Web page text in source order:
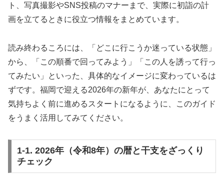
ト、写真撮影やSNS投稿のマナーまで、実際に初詣の計
画を立てるときに役立つ情報をまとめています。
読み終わるころには、「どこに行こうか迷っている状態」
から、「この順番で回ってみよう」「この人を誘って行っ
てみたい」といった、具体的なイメージに変わっているは
ずです。福岡で迎える2026年の新年が、あなたにとって
気持ちよく前に進めるスタートになるように、このガイド
をうまく活用してみてください。
1-1. 2026年（令和8年）の暦と干支をざっくり
チェック